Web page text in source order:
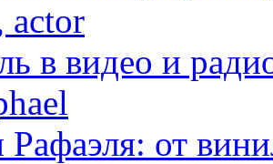
actor
в видео и
от